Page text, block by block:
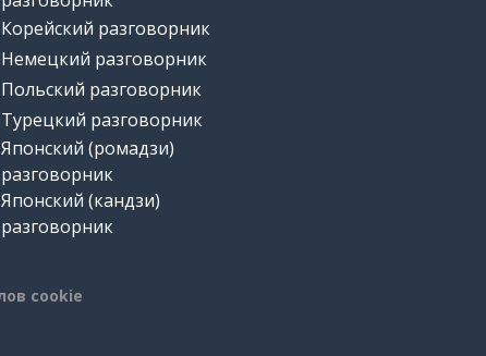
Корейский разговорник
Немецкий разговорник
Польский разговорник
Турецкий разговорник
Японский (ромадзи)
разговорник
Японский (кандзи)
разговорник
cookie